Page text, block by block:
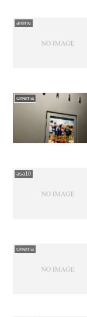
anime
cinema
asa10
cinema